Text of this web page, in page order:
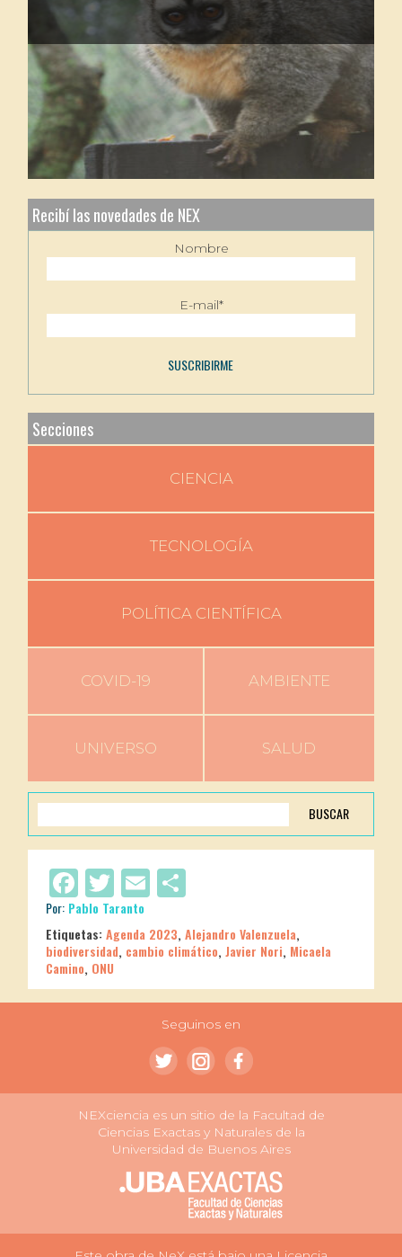
Recibí las novedades de NEX
Nombre
E-mail*
Secciones
CIENCIA
TECNOLOGÍA
POLÍTICA CIENTÍFICA
COVID-19 AMBIENTE
UNIVERSO SALUD
BUSCAR
Facebook
Twitter
Email
Por: Pablo Taranto
Etiquetas:Agenda 2023,Alejandro Valenzuela,
biodiversidad, cambio climático,Javier Nori, Micaela
Camino, ONU
Seguinos en
NEXciencia es un sitio de la Facultad de
Ciencias Exactas y Naturales de la
Universidad de Buenos Aires